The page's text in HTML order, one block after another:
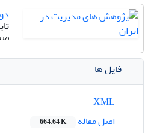
دوره
فایل ها
اصل مقاله
664.64 K